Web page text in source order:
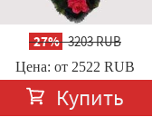
-27%3203 RUB
Цена: от 2522 RUB
Купить